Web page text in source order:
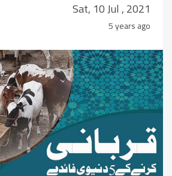
Sat, 10 Jul , 2021
5 years ago